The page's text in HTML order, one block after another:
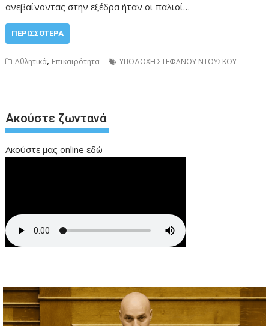
ανεβαίνοντας στην εξέδρα ήταν οι παλιοί…
ΠΕΡΙΣΣΌΤΕΡΑ
Αθλητικά, Επικαιρότητα ΥΠΟΔΟΧΗ ΣΤΕΦΑΝΟΥ ΝΤΟΥΣΚΟΥ
Ακούστε ζωντανά
Ακούστε μας onlineεδώ